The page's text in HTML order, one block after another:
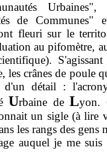
Urbaines",
de Communes"
fleuri sur le
au pifomètre,
les crânes de poule
d'un détail :
Urbaine deLyon.
un sigle (à lire
les rangs des
auquel je me